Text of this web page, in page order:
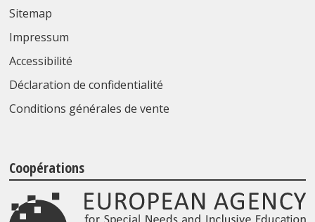
Sitemap
Impressum
Accessibilité
Déclaration de confidentialité
Conditions générales de vente
Coopérations